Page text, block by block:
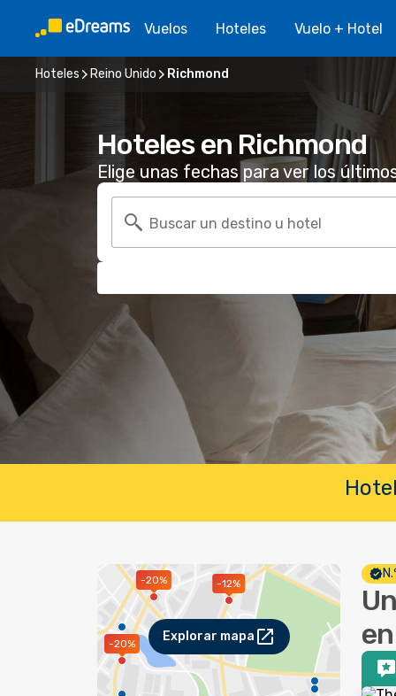
Vuelos Hoteles Vuelo + Hotel
Hoteles Reino Unido Richmond
Hoteles en Richmond
Elige unas fechas para ver los
Buscar un destino u hotel
-20%
-20%
-12%
Explorar mapa